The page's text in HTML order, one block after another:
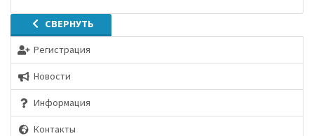
СВЕРНУТЬ
Регистрация
Новости
Информация
Контакты